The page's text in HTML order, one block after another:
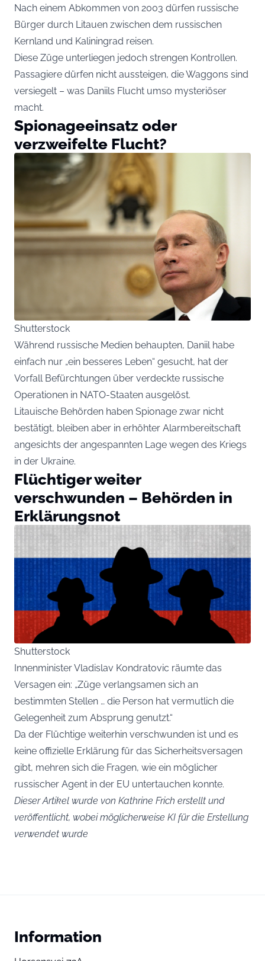
Nach einem Abkommen von 2003 dürfen russische
Bürger durch Litauen zwischen dem russischen
Kernland und Kaliningrad reisen.
Diese Züge unterliegen jedoch strengen Kontrollen.
Passagiere dürfen nicht aussteigen, die Waggons sind
versiegelt – was Daniils Flucht umso mysteriöser
macht.
Spionageeinsatz oder
verzweifelte Flucht?
Shutterstock
Während russische Medien behaupten, Daniil habe
einfach nur „ein besseres Leben“ gesucht, hat der
Vorfall Befürchtungen über verdeckte russische
Operationen in NATO-Staaten ausgelöst.
Litauische Behörden haben Spionage zwar nicht
bestätigt, bleiben aber in erhöhter Alarmbereitschaft
angesichts der angespannten Lage wegen des Kriegs
in der Ukraine.
Flüchtiger weiter
verschwunden – Behörden in
Erklärungsnot
Shutterstock
Innenminister Vladislav Kondratovic räumte das
Versagen ein: „Züge verlangsamen sich an
bestimmten Stellen … die Person hat vermutlich die
Gelegenheit zum Absprung genutzt.“
Da der Flüchtige weiterhin verschwunden ist und es
keine offizielle Erklärung für das Sicherheitsversagen
gibt, mehren sich die Fragen, wie ein möglicher
russischer Agent in der EU untertauchen konnte.
Dieser Artikel wurde von Kathrine Frich erstellt und
veröffentlicht, wobei möglicherweise KI für die Erstellung
verwendet wurde
Information